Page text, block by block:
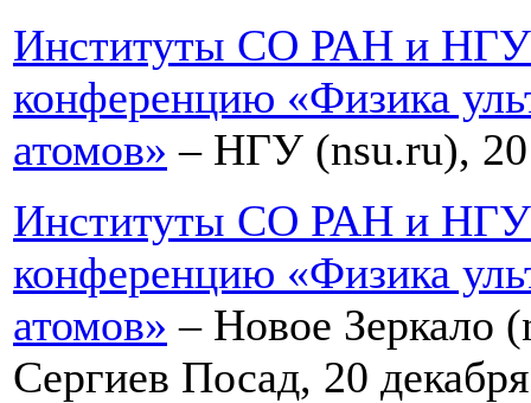
Институты СО РАН и НГУ
конференцию «Физика
атомов» – НГУ (nsu.ru), 20
Институты СО РАН и НГУ
конференцию «Физика
атомов» – Новое Зеркало
Сергиев Посад, 20